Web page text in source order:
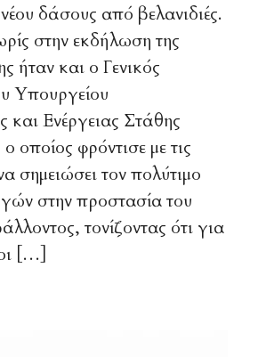
νέου δάσους από βελανιδιές.
στην εκδήλωση της
ήταν και ο Γενικός
Υπουργείου
και Ενέργειας Στάθης
οποίος φρόντισε με τις
σημειώσει τον πολύτιμο
στην προστασία του
τονίζοντας ότι για
[…]